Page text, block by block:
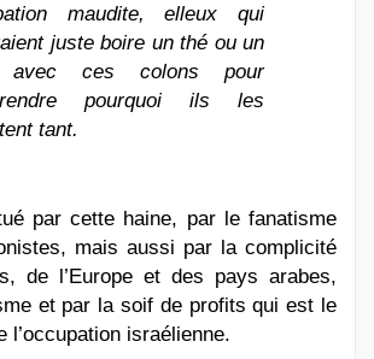
maudite, elleux qui
juste boire un thé ou un
avec ces colons pour
pourquoi ils les
tant.
par cette haine, par le fanatisme
mais aussi par la complicité
de l’Europe et des pays arabes,
et par la soif de profits qui est le
l’occupation israélienne.